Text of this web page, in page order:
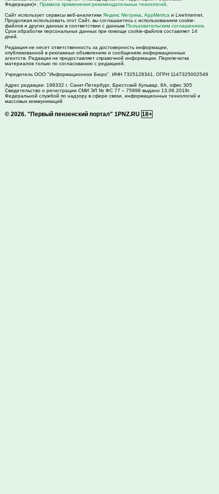
Федерации)». Правила применения рекомендательных технологий
Сайт использует сервисы веб-аналитики Яндекс Метрика AppMetrica и LiveInternet.
Продолжая использовать этот Сайт, вы соглашаетесь с использованием cookie-
файлов и других данных в соответствии с данным Пользовательским соглашением
Срок обработки персональных данных при помощи cookie-файлов составляет 14
дней.
Редакция не несет ответственность за достоверность информации,
опубликованной в рекламных объявлениях и сообщениях информационных
агентств. Редакция не предоставляет справочной информации. Перепечатка
материалов только по согласованию с редакцией.
Учредитель ООО "Информационное Бюро". ИНН 7325128341, ОГРН 1147325002549
Адрес редакции: 198332 г. Санкт-Петербург, Брестский бульвар, 8А, офис 305
Свидетельство о регистрации СМИ ЭЛ № ФС 77 – 75998 выдано 13.06.2019г.
Федеральной службой по надзору в сфере связи, информационных технологий и
массовых коммуникаций
© 2026. "Первый пензенский портал" 1PNZ.RU 18+